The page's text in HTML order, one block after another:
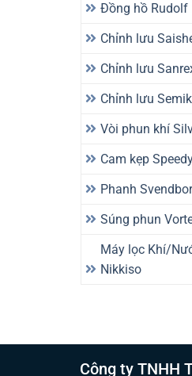
Đồng hồ Rudolf
Chỉnh lưu
Chỉnh lưu
Chỉnh lưu
Vòi phun khí
Cam kẹp
Phanh
Súng phun
Máy lọc Khí/
Nikkiso
Công ty TNHH